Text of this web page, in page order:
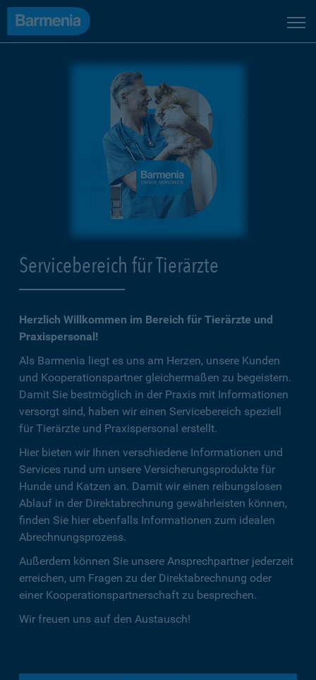
Servicebereich für Tierärzte
Herzlich Willkommen im Bereich für Tierärzte und
Praxispersonal!
Als Barmenia liegt es uns am Herzen, unsere Kunden
und Kooperationspartner gleichermaßen zu begeistern.
Damit Sie bestmöglich in der Praxis mit Informationen
versorgt sind, haben wir einen Servicebereich speziell
für Tierärzte und Praxispersonal erstellt.
Hier bieten wir Ihnen verschiedene Informationen und
Services rund um unsere Versicherungsprodukte für
Hunde und Katzen an. Damit wir einen reibungslosen
Ablauf in der Direktabrechnung gewährleisten können,
finden Sie hier ebenfalls Informationen zum idealen
Abrechnungsprozess.
Außerdem können Sie unsere Ansprechpartner jederzeit
erreichen, um Fragen zu der Direktabrechnung oder
einer Kooperationspartnerschaft zu besprechen.
Wir freuen uns auf den Austausch!